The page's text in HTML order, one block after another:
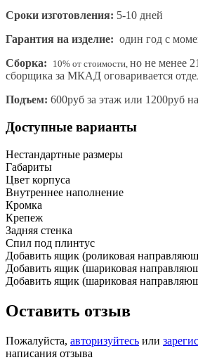
Сроки изготовления: 5-10 дней
Гарантия на изделие: один год с
Сборка:
10% от стоимости, но не менее
сборщика за МКАД оговаривается
Подъем: 600руб за этаж или 1200руб
Доступные варианты
Нестандартные размеры
Габариты
Цвет корпуса
Внутреннее наполнение
Кромка
Крепеж
Задняя стенка
Спил под плинтус
Добавить ящик (роликовая
Добавить ящик (шариковая
Добавить ящик (шариковая
Оставить отзыв
Пожалуйста, авторизуйтесь или
написания отзыва